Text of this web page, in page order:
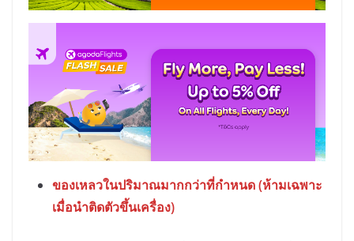
ของเหลวในปริมาณมากกว่าที่กำหนด (ห้ามเฉพาะ
เมื่อนำติดตัวขึ้นเครื่อง)